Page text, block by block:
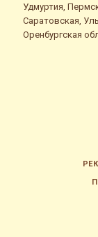
Удмуртия,
Саратовская,
Оренбургская